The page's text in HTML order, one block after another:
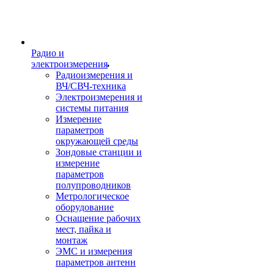
Радио и
электроизмерения
Радиоизмерения и
ВЧ/СВЧ-техника
Электроизмерения и
системы питания
Измерение
параметров
окружающей среды
Зондовые станции и
измерение
параметров
полупроводников
Метрологическое
оборудование
Оснащение рабочих
мест, пайка и
монтаж
ЭМС и измерения
параметров антенн